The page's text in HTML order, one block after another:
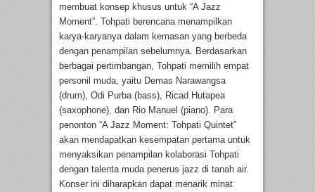
membuat konsep khusus untuk “A Jazz
Moment”. Tohpati berencana menampilkan
karya-karyanya dalam kemasan yang berbeda
dengan penampilan sebelumnya. Berdasarkan
berbagai pertimbangan, Tohpati memilih empat
personil muda, yaitu Demas Narawangsa
(drum), Odi Purba (bass), Ricad Hutapea
(saxophone), dan Rio Manuel (piano). Para
penonton “A Jazz Moment: Tohpati Quintet”
akan mendapatkan kesempatan pertama untuk
menyaksikan penampilan kolaborasi Tohpati
dengan talenta muda penerus jazz di tanah air.
Konser ini diharapkan dapat menarik minat